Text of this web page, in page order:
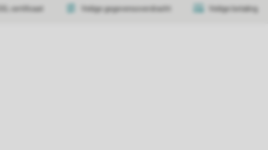
SSL certificaat Veilige gegevensoverdracht Veilige betaling